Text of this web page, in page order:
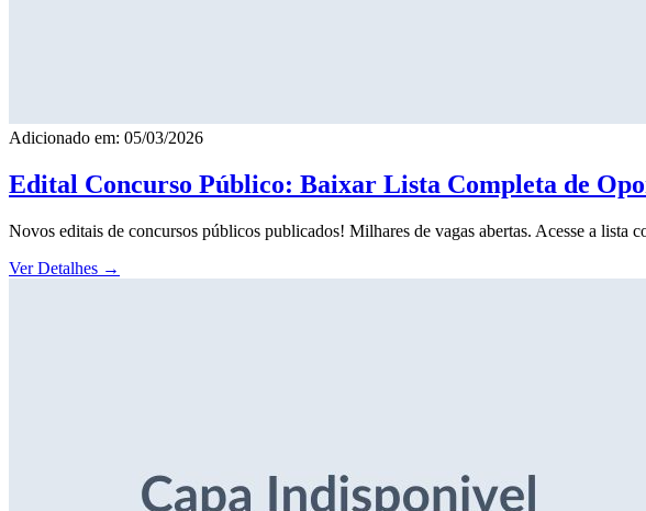
Adicionado em: 05/03/2026
Edital Concurso Público: Baixar Lista Completa de
Novos editais de concursos públicos publicados! Milhares de vagas abertas. Acesse a lista
Ver Detalhes →